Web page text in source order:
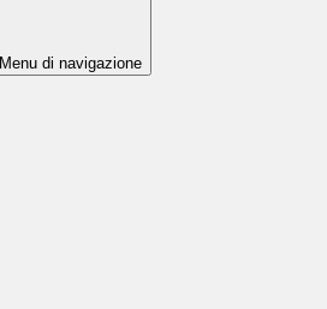
Menu di navigazione